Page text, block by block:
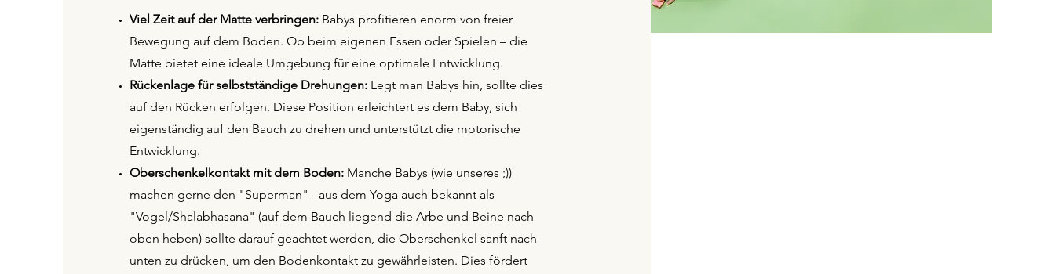
Viel Zeit auf der Matte verbringen: Babys profitieren enorm von freier
Bewegung auf dem Boden. Ob beim eigenen Essen oder Spielen – die
Matte bietet eine ideale Umgebung für eine optimale Entwicklung.
Rückenlage für selbstständige Drehungen:Legt man Babys hin, sollte dies
auf den Rücken erfolgen. Diese Position erleichtert es dem Baby, sich
eigenständig auf den Bauch zu drehen und unterstützt die motorische
Entwicklung.
Oberschenkelkontakt mit dem Boden: Manche Babys (wie unseres ;))
machen gerne den "Superman" - aus dem Yoga auch bekannt als
"Vogel/Shalabhasana" (auf dem Bauch liegend die Arbe und Beine nach
oben heben) sollte darauf geachtet werden, die Oberschenkel sanft nach
unten zu drücken, um den Bodenkontakt zu gewährleisten. Dies fördert